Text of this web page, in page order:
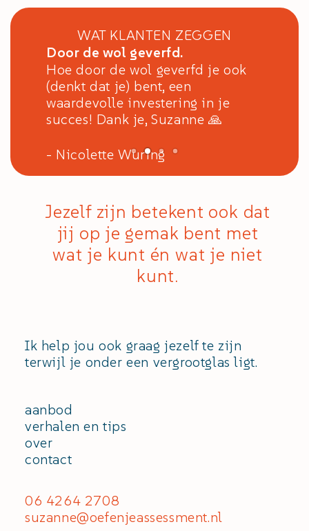
WAT KLANTEN ZEGGEN
Door de wol geverfd.
Hoe door de wol geverfd je ook
(denkt dat je) bent, een
waardevolle investering in je
succes! Dank je, Suzanne 🙏
- Nicolette Wuring
Jezelf zijn betekent ook dat
jij op je gemak bent met
wat je kunt én wat je niet
kunt.
Ik help jou ook graag jezelf te zijn
terwijl je onder een vergrootglas ligt.
aanbod
verhalen en tips
over
contact
06 4264 2708
suzanne@oefenjeassessment.nl